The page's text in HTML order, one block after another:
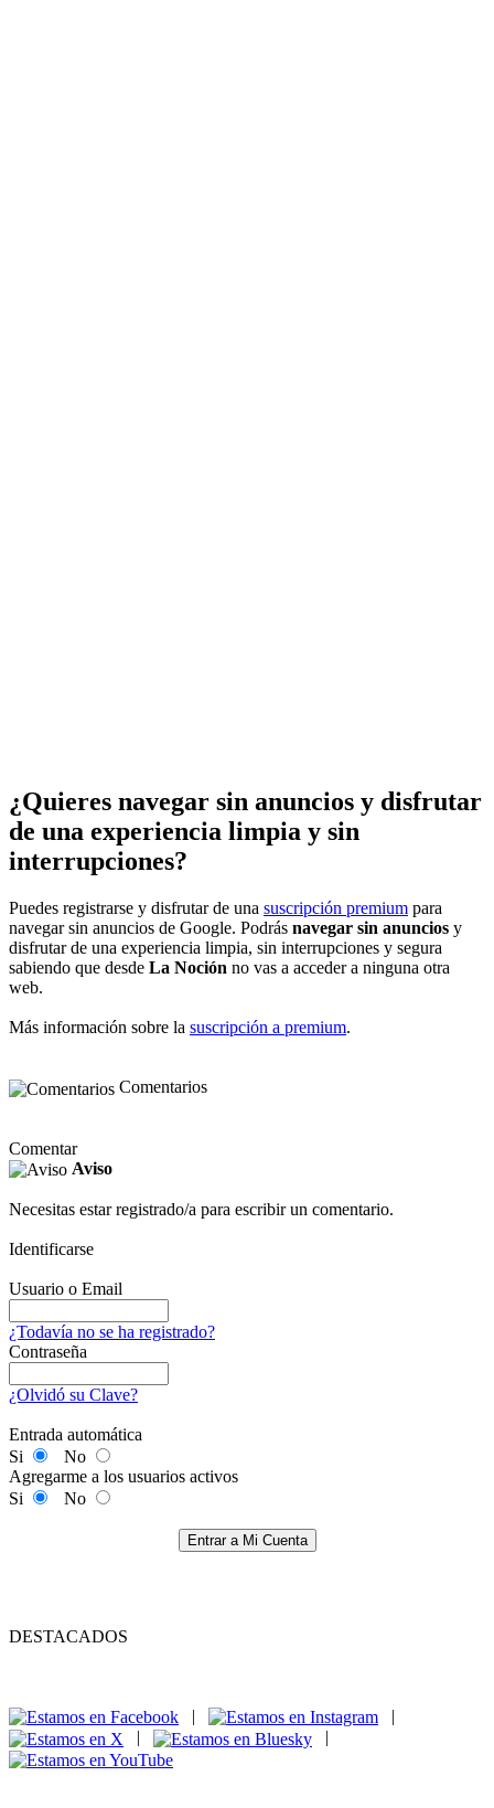
¿Quieres navegar sin anuncios y disfrutar
de una experiencia limpia y sin
interrupciones?
Puedes registrarse y disfrutar de una suscripción premium para
navegar sin anuncios de Google. Podrás navegar sin anuncios y
disfrutar de una experiencia limpia, sin interrupciones y segura
sabiendo que desde La Noción no vas a acceder a ninguna otra
web.
Más información sobre la suscripción a premium.
Comentarios
Comentar
Aviso
Necesitas estar registrado/a para escribir un comentario.
Identificarse
Usuario o Email
¿Todavía no se ha registrado?
Contraseña
¿Olvidó su Clave?
Entrada automática
Si
No
Agregarme a los usuarios activos
Si
No
Entrar a Mi Cuenta
DESTACADOS
|
|
|
|